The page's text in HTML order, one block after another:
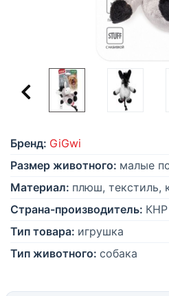
Бренд: GiGwi
Размер животного: малые
Материал: плюш, текстиль,
Страна-производитель: КНР
Тип товара: игрушка
Тип животного: собака